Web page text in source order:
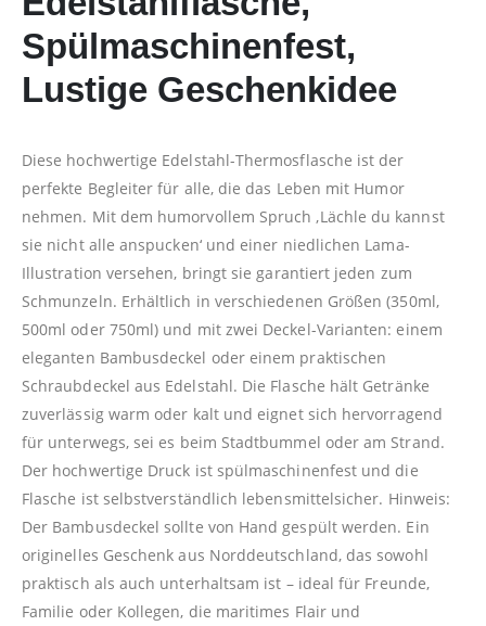
Spülmaschinenfest,
Lustige Geschenkidee
Diese hochwertige Edelstahl-Thermosflasche ist der
perfekte Begleiter für alle, die das Leben mit Humor
nehmen. Mit dem humorvollem Spruch ‚Lächle du kannst
sie nicht alle anspucken‘ und einer niedlichen Lama-
Illustration versehen, bringt sie garantiert jeden zum
Schmunzeln. Erhältlich in verschiedenen Größen (350ml,
500ml oder 750ml) und mit zwei Deckel-Varianten: einem
eleganten Bambusdeckel oder einem praktischen
Schraubdeckel aus Edelstahl. Die Flasche hält Getränke
zuverlässig warm oder kalt und eignet sich hervorragend
für unterwegs, sei es beim Stadtbummel oder am Strand.
Der hochwertige Druck ist spülmaschinenfest und die
Flasche ist selbstverständlich lebensmittelsicher. Hinweis:
Der Bambusdeckel sollte von Hand gespült werden. Ein
originelles Geschenk aus Norddeutschland, das sowohl
praktisch als auch unterhaltsam ist – ideal für Freunde,
Familie oder Kollegen, die maritimes Flair und